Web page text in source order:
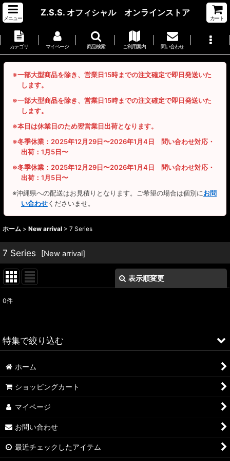
メニュー
Z.S.S. オフィシャル オンラインストア
カート
カテゴリ マイページ 商品検索 ご利用案内 問い合わせ
※一部大型商品を除き、営業日15時までの注文確定で即日発送いた
します。
※一部大型商品を除き、営業日15時までの注文確定で即日発送いた
します。
※本日は休業日のため翌営業日出荷となります。
※冬季休業：2025年12月29日〜2026年1月4日 問い合わせ対応・
出荷：1月5日〜
※冬季休業：2025年12月29日〜2026年1月4日 問い合わせ対応・
出荷：1月5日〜
※沖縄県への配送はお見積りとなります。ご希望の場合は個別にお問
い合わせくださいませ。
ホーム > New arrival > 7 Series
7 Series [New arrival]
表示順変更
並び順:
0件
特集で絞り込む
ALFA ROMEO > 156
ALFA ROMEO > 147
ALFA ROMEO > 159
A4
ホーム
ショッピングカート
マイページ
お問い合わせ
最近チェックしたアイテム